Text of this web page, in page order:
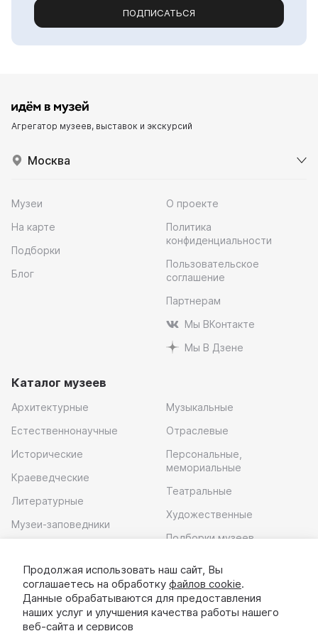
ПОДПИСАТЬСЯ
Агрегатор музеев, выставок и экскурсий
Москва
Музеи
На карте
Подборки
Блог
О проекте
Политика
конфиденциальности
Пользовательское
соглашение
Партнерам
Мы ВКонтакте
Мы В Дзене
Каталог музеев
Архитектурные
Естественнонаучные
Исторические
Краеведческие
Литературные
Музеи-заповедники
Музыкальные
Отраслевые
Персональные,
мемориальные
Театральные
Художественные
Подборки музеев
Скачать приложение
Продолжая использовать наш сайт, Вы
соглашаетесь на обработку файлов cookie.
Данные обрабатываются для предоставления
наших услуг и улучшения качества работы нашего
веб-сайта и сервисов